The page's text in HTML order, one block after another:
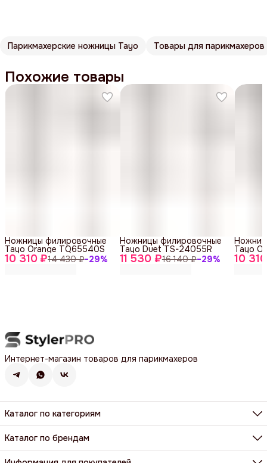
Парикмахерские ножницы Tayo Товары для парикмахеров
Похожие товары
10 310 ₽14 430 ₽−29%
Ножницы филировочные
Tayo Orange TQ65540S
11 530 ₽16 140 ₽−29%
Ножницы филировочные
Tayo Duet TS-24055R
10
Tayo
Интернет-магазин товаров для парикмахеров
Каталог по категориям
Фены, фен-щетки, аксессуары
Машинки, триммеры, шейверы
Щипцы, плойки, стайлеры
Каталог по брендам
BaByliss Pro